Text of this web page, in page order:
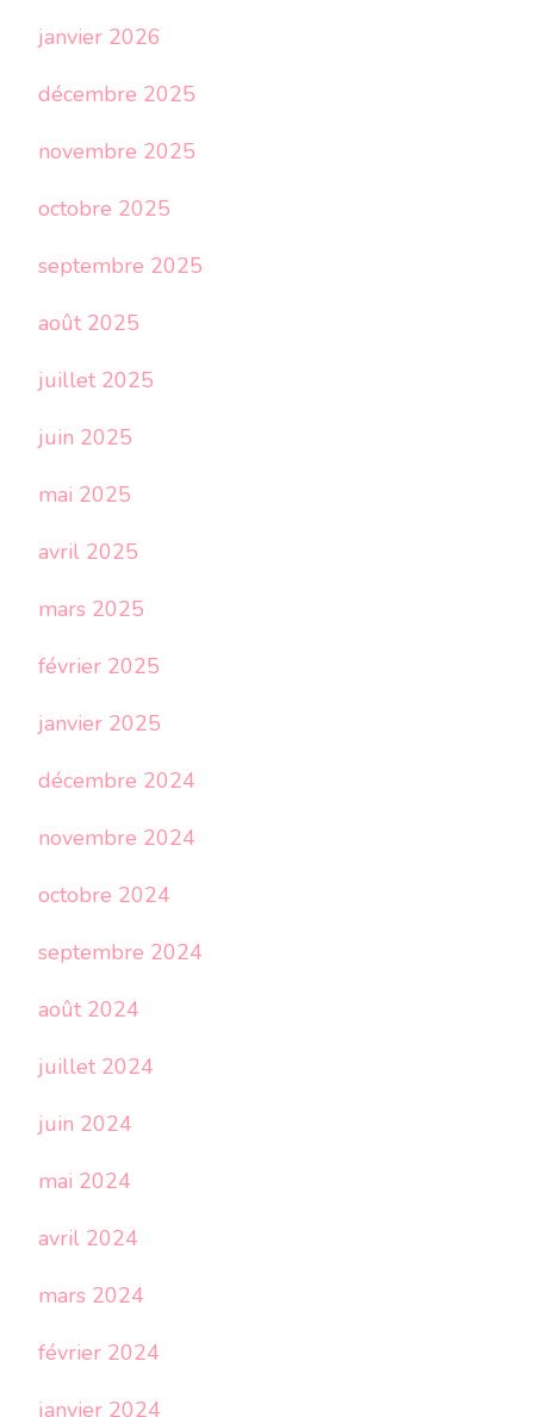
janvier 2026
décembre 2025
novembre 2025
octobre 2025
septembre 2025
août 2025
juillet 2025
juin 2025
mai 2025
avril 2025
mars 2025
février 2025
janvier 2025
décembre 2024
novembre 2024
octobre 2024
septembre 2024
août 2024
juillet 2024
juin 2024
mai 2024
avril 2024
mars 2024
février 2024
janvier 2024